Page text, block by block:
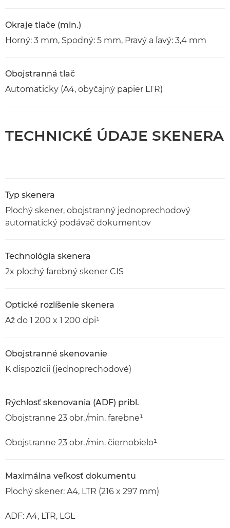
Okraje tlače (min.)
Horný: 3 mm, Spodný: 5 mm, Pravý a ľavý: 3,4 mm
Obojstranná tlač
Automaticky (A4, obyčajný papier LTR)
TECHNICKÉ ÚDAJE SKENERA
Typ skenera
Plochý skener, obojstranný jednoprechodový
automatický podávač dokumentov
Technológia skenera
2x plochý farebný skener CIS
Optické rozlíšenie skenera
Až do 1 200 x 1 200 dpi¹
Obojstranné skenovanie
K dispozícii (jednoprechodové)
Rýchlosť skenovania (ADF) pribl.
Obojstranne 23 obr./min. farebne¹
Obojstranne 23 obr./min. čiernobielo¹
Maximálna veľkosť dokumentu
Plochý skener: A4, LTR (216 x 297 mm)
ADF: A4, LTR, LGL